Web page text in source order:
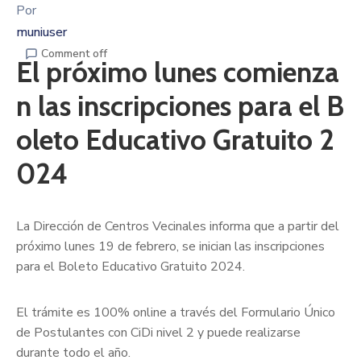
Por
muniuser
Comment off
El próximo lunes comienza
n las inscripciones para el B
oleto Educativo Gratuito 2
024
La Dirección de Centros Vecinales informa que a partir del
próximo lunes 19 de febrero, se inician las inscripciones
para el Boleto Educativo Gratuito 2024.
El trámite es 100% online a través del Formulario Único
de Postulantes con CiDi nivel 2 y puede realizarse
durante todo el año.